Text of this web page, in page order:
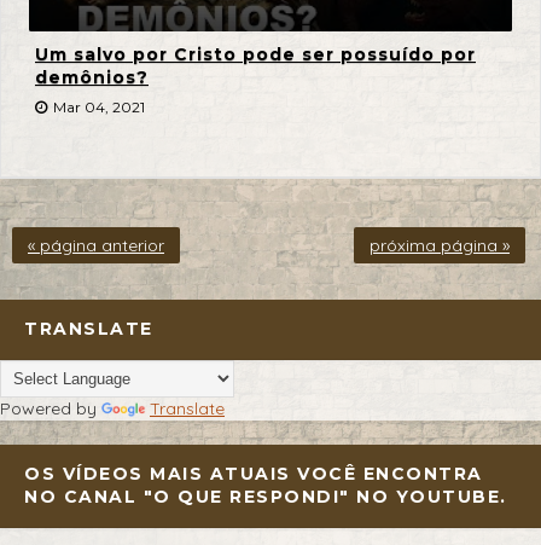
Um salvo por Cristo pode ser possuído por
demônios?
Mar 04, 2021
« página anterior próxima página »
TRANSLATE
Powered by Translate
OS VÍDEOS MAIS ATUAIS VOCÊ ENCONTRA
NO CANAL "O QUE RESPONDI" NO YOUTUBE.